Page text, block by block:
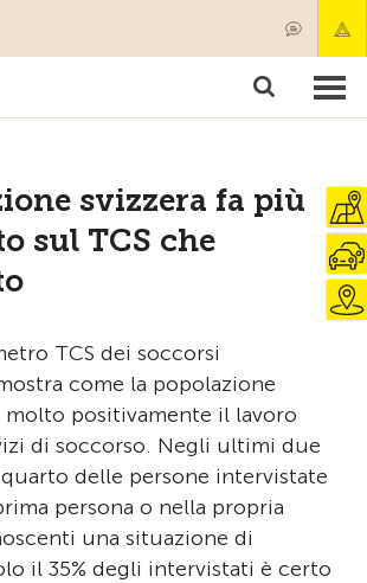
svizzera fa più
sul TCS che
TCS dei soccorsi
come la popolazione
molto positivamente il lavoro
di soccorso. Negli ultimi due
delle persone intervistate
persona o nella propria
una situazione di
il 35% degli intervistati è certo